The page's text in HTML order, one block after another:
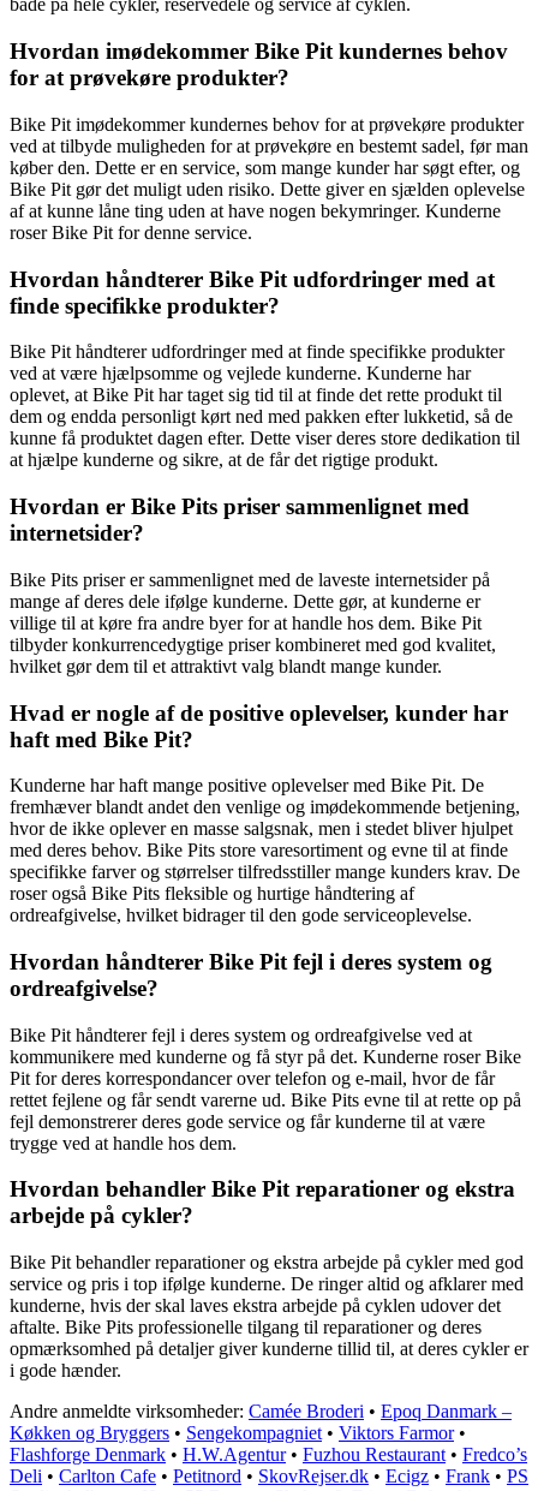
både på hele cykler, reservedele og service af cyklen.
Hvordan imødekommer Bike Pit kundernes behov
for at prøvekøre produkter?
Bike Pit imødekommer kundernes behov for at prøvekøre produkter
ved at tilbyde muligheden for at prøvekøre en bestemt sadel, før man
køber den. Dette er en service, som mange kunder har søgt efter, og
Bike Pit gør det muligt uden risiko. Dette giver en sjælden oplevelse
af at kunne låne ting uden at have nogen bekymringer. Kunderne
roser Bike Pit for denne service.
Hvordan håndterer Bike Pit udfordringer med at
finde specifikke produkter?
Bike Pit håndterer udfordringer med at finde specifikke produkter
ved at være hjælpsomme og vejlede kunderne. Kunderne har
oplevet, at Bike Pit har taget sig tid til at finde det rette produkt til
dem og endda personligt kørt ned med pakken efter lukketid, så de
kunne få produktet dagen efter. Dette viser deres store dedikation til
at hjælpe kunderne og sikre, at de får det rigtige produkt.
Hvordan er Bike Pits priser sammenlignet med
internetsider?
Bike Pits priser er sammenlignet med de laveste internetsider på
mange af deres dele ifølge kunderne. Dette gør, at kunderne er
villige til at køre fra andre byer for at handle hos dem. Bike Pit
tilbyder konkurrencedygtige priser kombineret med god kvalitet,
hvilket gør dem til et attraktivt valg blandt mange kunder.
Hvad er nogle af de positive oplevelser, kunder har
haft med Bike Pit?
Kunderne har haft mange positive oplevelser med Bike Pit. De
fremhæver blandt andet den venlige og imødekommende betjening,
hvor de ikke oplever en masse salgsnak, men i stedet bliver hjulpet
med deres behov. Bike Pits store varesortiment og evne til at finde
specifikke farver og størrelser tilfredsstiller mange kunders krav. De
roser også Bike Pits fleksible og hurtige håndtering af
ordreafgivelse, hvilket bidrager til den gode serviceoplevelse.
Hvordan håndterer Bike Pit fejl i deres system og
ordreafgivelse?
Bike Pit håndterer fejl i deres system og ordreafgivelse ved at
kommunikere med kunderne og få styr på det. Kunderne roser Bike
Pit for deres korrespondancer over telefon og e-mail, hvor de får
rettet fejlene og får sendt varerne ud. Bike Pits evne til at rette op på
fejl demonstrerer deres gode service og får kunderne til at være
trygge ved at handle hos dem.
Hvordan behandler Bike Pit reparationer og ekstra
arbejde på cykler?
Bike Pit behandler reparationer og ekstra arbejde på cykler med god
service og pris i top ifølge kunderne. De ringer altid og afklarer med
kunderne, hvis der skal laves ekstra arbejde på cyklen udover det
aftalte. Bike Pits professionelle tilgang til reparationer og deres
opmærksomhed på detaljer giver kunderne tillid til, at deres cykler er
i gode hænder.
Andre anmeldte virksomheder: Camée Broderi • Epoq Danmark –
Køkken og Bryggers • Sengekompagniet • Viktors Farmor•
Flashforge Denmark • H.W.Agentur• Fuzhou Restaurant • Fredco’s
Deli • Carlton Cafe • Petitnord • SkovRejser.dk • Ecigz • Frank • PS